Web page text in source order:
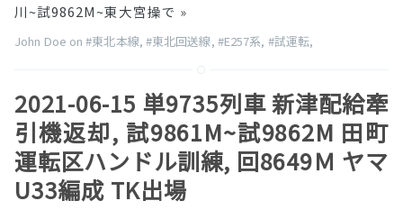
川~試9862M~東大宮操で »
John Doe on#東北本線, #東北回送線, #E257系, #試運転,
2021-06-15 単9735列車 新津配給牽
引機返却, 試9861M~試9862M 田町
運転区ハンドル訓練, 回8649Ｍ ヤマ
U33編成 TK出場